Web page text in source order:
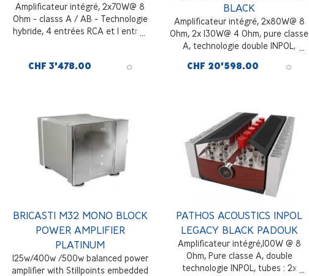
Amplificateur intégré, 2x70W@ 8
Ohm - classs A / AB - Technologie
hybride, 4 entrées RCA et 1 entrée
Wood
CHF 3'478.00
BLACK
Amplificateur intégré, 2x80W@ 8
Ohm, 2x 130W@ 4 Ohm, pure classe
A, technologie double INPOL,
technologie numérique Bias/gain
CHF 20'598.00
BRICASTI M32 MONO BLOCK
POWER AMPLIFIER
PLATINUM
125w/400w /500w balanced power
amplifier with Stillpoints embedded
PATHOS ACOUSTICS INPOL
LEGACY BLACK PADOUK
Amplificateur intégré,100W @ 8
Ohm, Pure classe A, double
technologie INPOL, tubes : 2x